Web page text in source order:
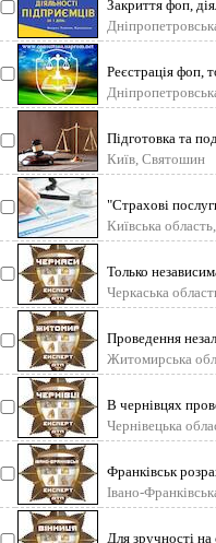
Закриття фоп,
підприєм
Реєстрація фоп,
под
Підготовка та
житло,
Київ, Святошин
"Страхові
Києві та п
Київська
Только
исследован
Черкаська
Проведення
важливою проц
Житомирська
В чернівцях
авт
Чернівецька
Франківськ
дтп, ек
Івано-
Для зручності